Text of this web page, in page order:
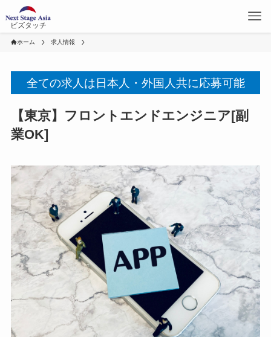
ビズタッチ
ホーム 求人情報
全ての求人は日本人・外国人共に応募可能
【東京】フロントエンドエンジニア[副
業OK]